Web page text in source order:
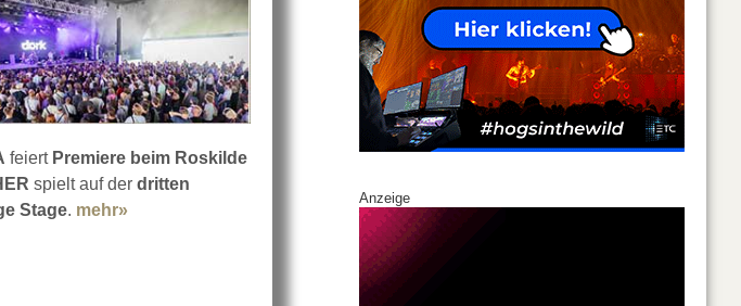
feiert Premiere beim Roskilde
spielt auf der dritten
Stage. mehr» about Roskilde Festival 2026 mit Meyer Sound
Anzeige